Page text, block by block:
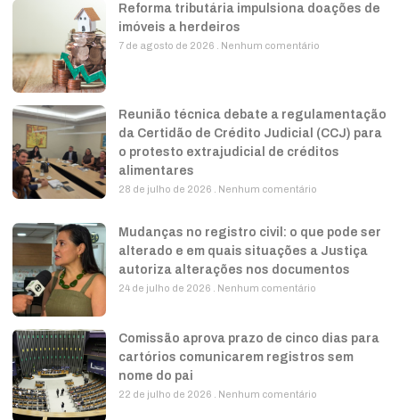
Reforma tributária impulsiona doações de
imóveis a herdeiros
7 de agosto de 2026 Nenhum comentário
Reunião técnica debate a regulamentação
da Certidão de Crédito Judicial (CCJ) para
o protesto extrajudicial de créditos
alimentares
28 de julho de 2026 Nenhum comentário
Mudanças no registro civil: o que pode ser
alterado e em quais situações a Justiça
autoriza alterações nos documentos
24 de julho de 2026 Nenhum comentário
Comissão aprova prazo de cinco dias para
cartórios comunicarem registros sem
nome do pai
22 de julho de 2026 Nenhum comentário